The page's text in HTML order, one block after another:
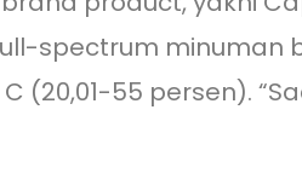
spectrum minuman
(20,01-55 persen).